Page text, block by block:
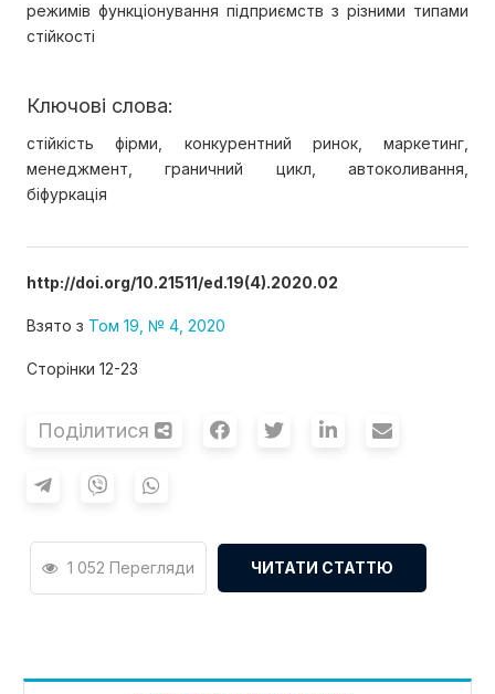
режимів функціонування підприємств з різними типами
стійкості
Ключові слова:
стійкість фірми, конкурентний ринок, маркетинг,
менеджмент, граничний цикл, автоколивання,
біфуркація
http://doi.org/10.21511/ed.19(4).2020.02
Взято з Том 19, № 4, 2020
Сторінки 12-23
Поділитися
1 052 Перегляди ЧИТАТИ СТАТТЮ